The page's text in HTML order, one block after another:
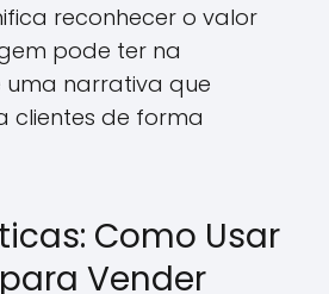
reconhecer o valor
pode ter na
narrativa que
clientes de forma
Como Usar
Vender